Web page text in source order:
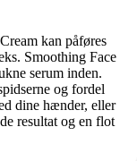
kan påføres
Smoothing Face
serum inden.
og fordel
dine hænder, eller
resultat og en flot